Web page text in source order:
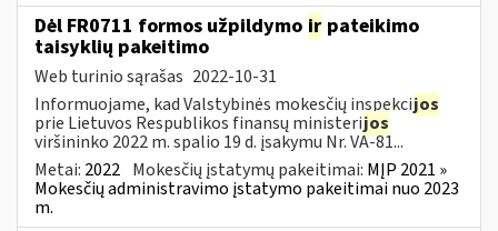
Dėl FR0711 formos užpildymo ir pateikimo
taisyklių pakeitimo
Web turinio sąrašas 2022-10-31
Informuojame, kad Valstybinės mokesčių inspekcijos
prie Lietuvos Respublikos finansų ministerijos
viršininko 2022 m. spalio 19 d. įsakymu Nr. VA-81...
Metai: 2022 Mokesčių įstatymų pakeitimai: MĮP 2021 »
Mokesčių administravimo įstatymo pakeitimai nuo 2023
m.